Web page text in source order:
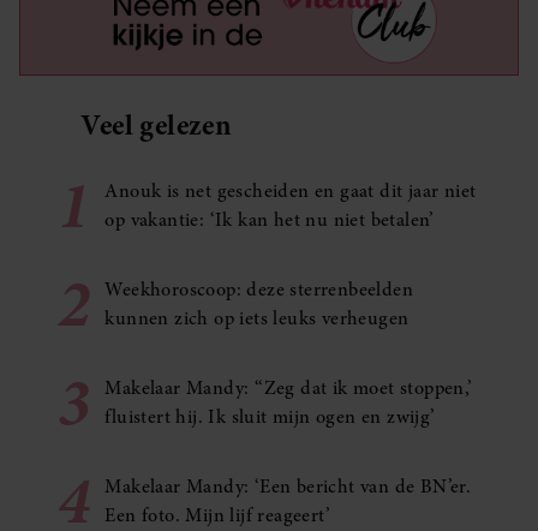
Veel gelezen
1
Anouk is net gescheiden en gaat dit jaar niet
op vakantie: ‘Ik kan het nu niet betalen’
2
Weekhoroscoop: deze sterrenbeelden
kunnen zich op iets leuks verheugen
3
Makelaar Mandy: ‘‘Zeg dat ik moet stoppen,’
fluistert hij. Ik sluit mijn ogen en zwijg’
4
Makelaar Mandy: ‘Een bericht van de BN’er.
Een foto. Mijn lijf reageert’